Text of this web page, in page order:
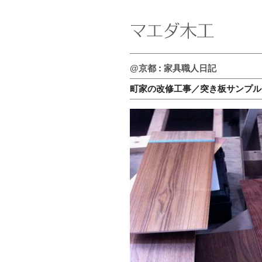
@京都 : 家具職人日記
町家の改修工事／突き板サンプル